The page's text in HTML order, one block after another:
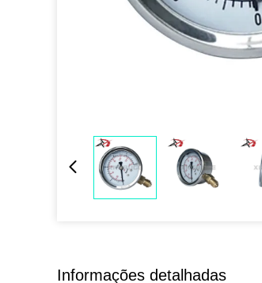
Informações detalhadas